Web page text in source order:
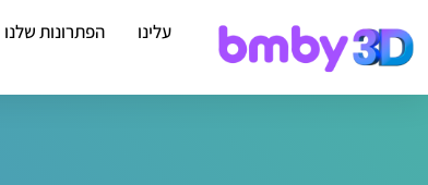
עלינו הפתרונות שלנו